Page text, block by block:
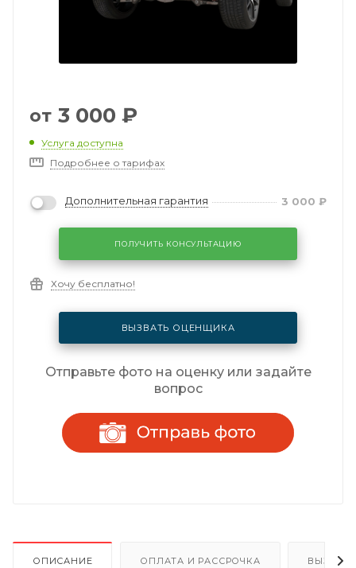
от 3 000 ₽
Услуга доступна
Подробнее о тарифах
Дополнительная гарантия 3 000 ₽
ПОЛУЧИТЬ КОНСУЛЬТАЦИЮ
Хочу бесплатно!
ВЫЗВАТЬ ОЦЕНЩИКА
Отправьте фото на оценку или задайте
вопрос
ОПИСАНИЕ ОПЛАТА И РАССРОЧКА ВЫЗОВ